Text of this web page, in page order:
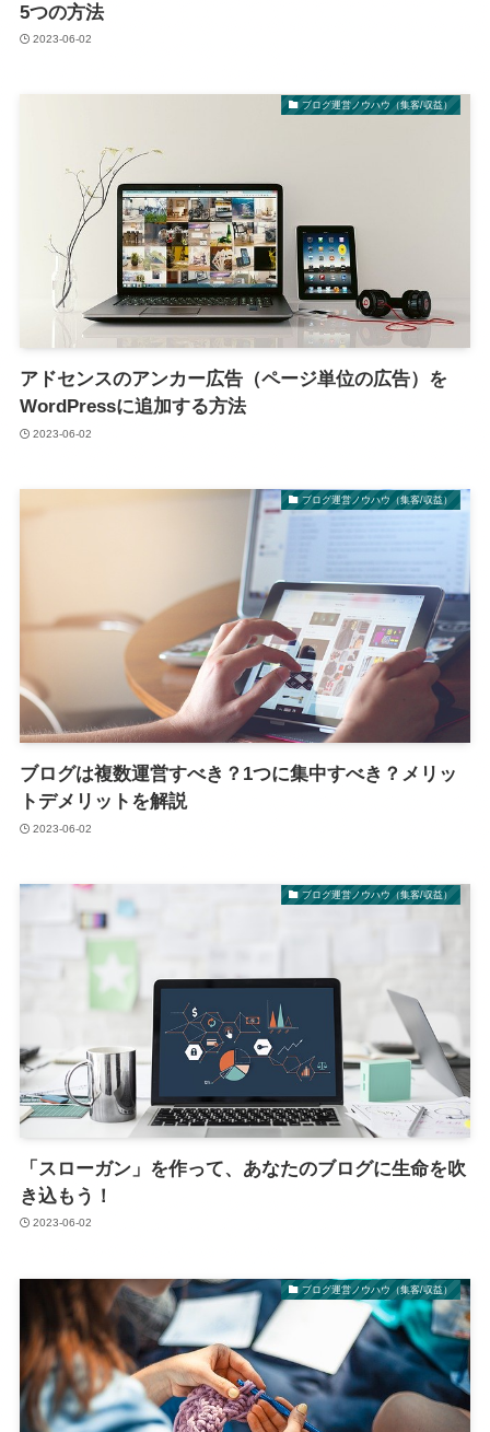
5つの方法
2023-06-02
ブログ運営ノウハウ（集客/収益）
アドセンスのアンカー広告（ページ単位の広告）を
WordPressに追加する方法
2023-06-02
ブログ運営ノウハウ（集客/収益）
ブログは複数運営すべき？1つに集中すべき？メリッ
トデメリットを解説
2023-06-02
ブログ運営ノウハウ（集客/収益）
「スローガン」を作って、あなたのブログに生命を吹
き込もう！
2023-06-02
ブログ運営ノウハウ（集客/収益）